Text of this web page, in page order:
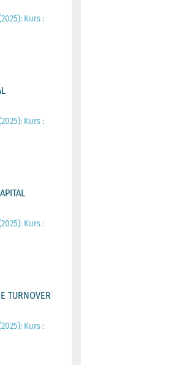
Kurs :
Kurs :
Kurs :
TURNOVER
Kurs :